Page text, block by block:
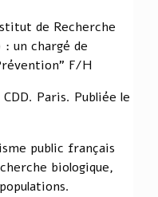
de Recherche
: un chargé de
F/H
Paris. Publiée le
public français
biologique,